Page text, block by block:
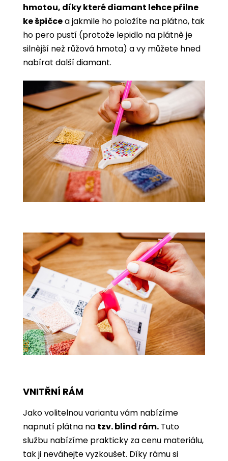
hmotou, díky které diamant lehce přilne
ke špičcea jakmile ho položíte na plátno, tak
ho pero pustí (protože lepidlo na plátně je
silnější než růžová hmota) a vy můžete hned
nabírat další diamant.
VNITŘNÍ RÁM
Jako volitelnou variantu vám nabízíme
napnutí plátna na tzv. blind rám. Tuto
službu nabízíme prakticky za cenu materiálu,
tak ji neváhejte vyzkoušet. Díky rámu si